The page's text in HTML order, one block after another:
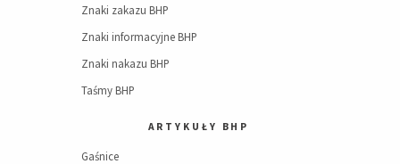
Znaki zakazu BHP
Znaki informacyjne BHP
Znaki nakazu BHP
Taśmy BHP
ARTYKUŁY BHP
Gaśnice